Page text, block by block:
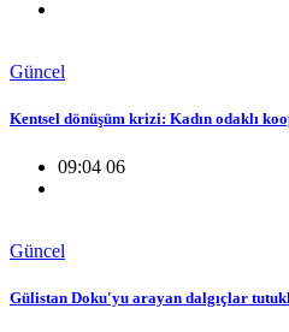
Güncel
Kentsel dönüşüm krizi: Kadın odaklı
09:04 06
Güncel
Gülistan Doku'yu arayan dalgıçlar